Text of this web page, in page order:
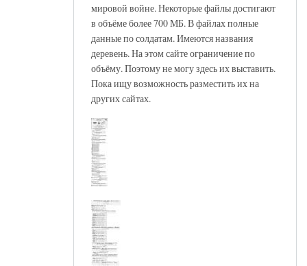
мировой войне. Некоторые файлы достигают
в объёме более 700 МБ. В файлах полные
данные по солдатам. Имеются названия
деревень. На этом сайте ограничение по
объёму. Поэтому не могу здесь их выставить.
Пока ищу возможность разместить их на
других сайтах.